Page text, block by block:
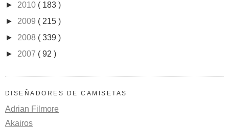
► 2010 ( 183 )
► 2009 ( 215 )
► 2008 ( 339 )
► 2007 ( 92 )
DISEÑADORES DE CAMISETAS
Adrian Filmore
Akairos